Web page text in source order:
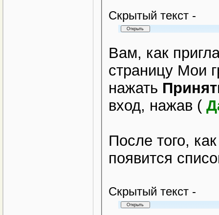
Cкрытый текст -
Вам, как
страницу Мои
нажать
вход, нажав (
После того,
появится
Cкрытый текст -